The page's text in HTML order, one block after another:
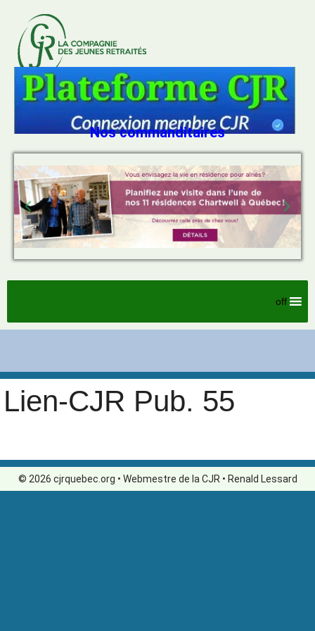
Nos commanditaires
off
Lien-CJR Pub. 55
© 2026 cjrquebec.org • Webmestre de la CJR • Renald Lessard